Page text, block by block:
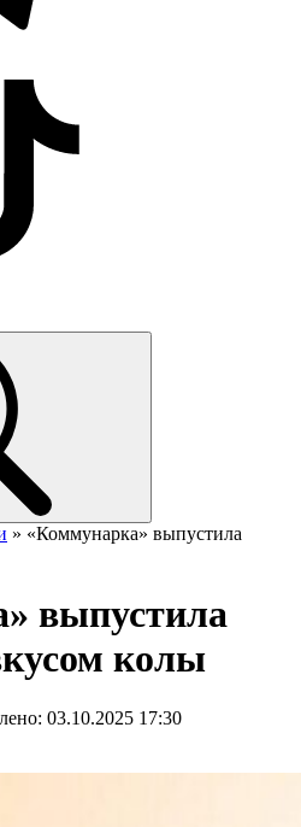
» «Коммунарка» выпустила
выпустила
колы
03.10.2025 17:30